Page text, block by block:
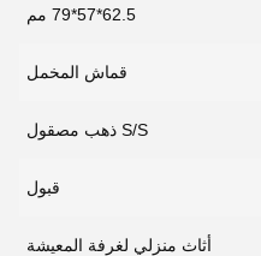
62.5*57*79 مم
قماش المخمل
S/S ذهب مصقول
قبول
أثاث منزلي لغرفة المعيشة